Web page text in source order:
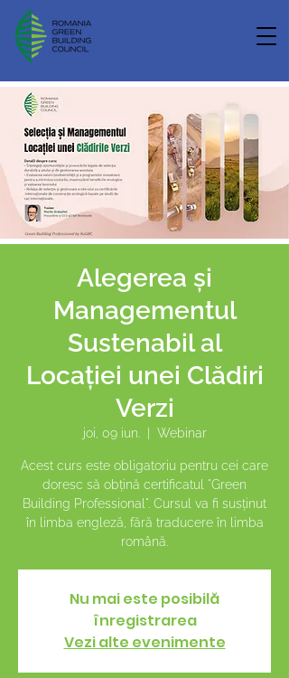
Alegerea și
Managementul
Sustenabil al
Locației unei Clădiri
Verzi
joi, 09 iun. Webinar
Acest curs este obligatoriu pentru cei care
doresc să obțină certificatul "Green
Building Professional". Cursul va fi susținut
în limba engleză, fără traducere în limba
română.
Nu mai este posibilă
înregistrarea
Vezi alte evenimente